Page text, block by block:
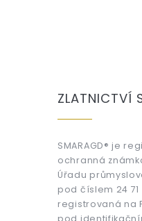
ZLATNICTVÍ
SMARAGD® je
ochranná
Úřadu
pod číslem 24
registrovaná na